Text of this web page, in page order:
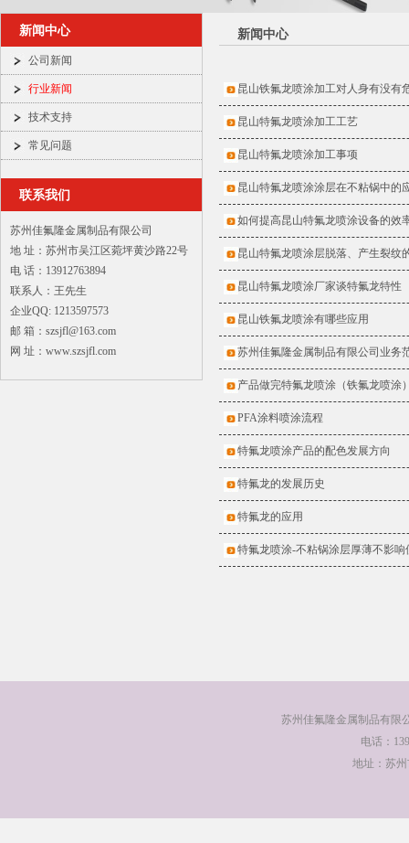
新闻中心
公司新闻
行业新闻
技术支持
常见问题
联系我们
苏州佳氟隆金属制品有限公司
地 址：苏州市吴江区菀坪黄沙路22号
电 话：13912763894
联系人：王先生
企业QQ: 1213597573
邮 箱：szsjfl@163.com
网 址：www.szsjfl.com
新闻中心
昆山铁氟龙喷涂加工对人身有没有
昆山特氟龙喷涂加工工艺
昆山特氟龙喷涂加工事项
昆山特氟龙喷涂涂层在不粘锅中的
如何提高昆山特氟龙喷涂设备的效
昆山特氟龙喷涂层脱落、产生裂纹
昆山特氟龙喷涂厂家谈特氟龙特性
昆山铁氟龙喷涂有哪些应用
苏州佳氟隆金属制品有限公司业务
产品做完特氟龙喷涂（铁氟龙喷涂
PFA涂料喷涂流程
特氟龙喷涂产品的配色发展方向
特氟龙的发展历史
特氟龙的应用
特氟龙喷涂-不粘锅涂层厚薄不影响
苏州佳氟隆金属制品有限
电话：
地址：苏